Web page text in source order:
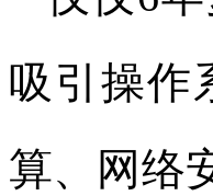
吸引操作
算、网络